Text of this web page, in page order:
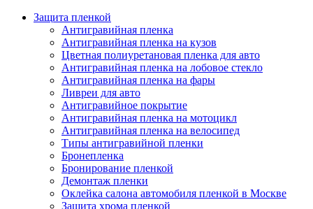
Защита пленкой
Антигравийная пленка
Антигравийная пленка на кузов
Цветная полиуретановая пленка для авто
Антигравийная пленка на лобовое стекло
Антигравийная пленка на фары
Ливреи для авто
Антигравийное покрытие
Антигравийная пленка на мотоцикл
Антигравийная пленка на велосипед
Типы антигравийной пленки
Бронепленка
Бронирование пленкой
Демонтаж пленки
Оклейка салона автомобиля пленкой в Москве
Защита хрома пленкой